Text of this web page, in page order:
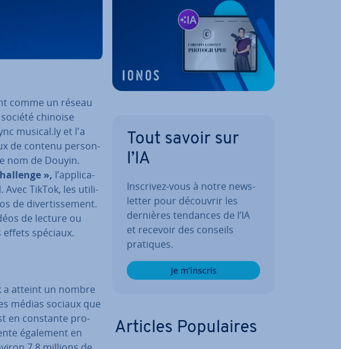
comme un réseau
chinoise
musical.ly et l'a
de contenu per­son­
nom de Douyin.
», l’ap­pli­ca­
Avec TikTok, les uti­li­
de di­ver­tis­se­ment.
de lecture ou
spéciaux.
a atteint un nombre
médias sociaux que
en constante pro­
également en
Tout savoir sur
l’IA
Inscrivez-vous à notre news­
let­ter pour découvrir les
dernières tendances de l’IA
et recevoir des conseils
pratiques.
Je m’inscris
Articles Po­pu­laires